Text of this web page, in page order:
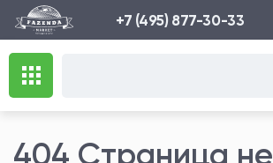
+7 (495) 877-30-33
404 Страница не